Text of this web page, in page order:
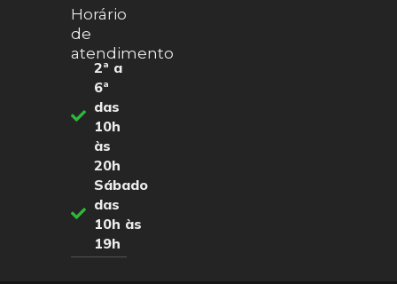
Horário
de
atendimento
2ª a
6ª
das
10h
às
20h
Sábado
das
10h às
19h